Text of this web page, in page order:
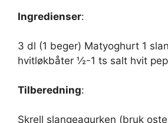
Ingredienser:
3 dl (1 beger) Matyoghurt 1
hvitløkbåter ½-1 ts salt hvit
Tilberedning:
Skrell slangeagurken (bruk